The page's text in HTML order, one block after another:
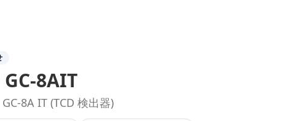
GC-8AIT
8A IT (TCD 検出器)